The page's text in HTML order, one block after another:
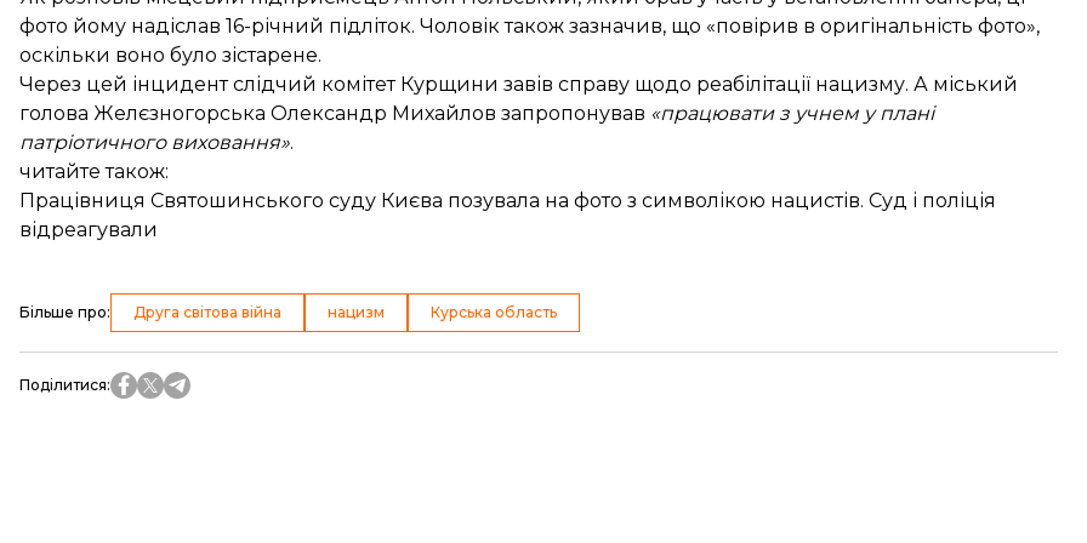
фото йому надіслав 16-річний підліток. Чоловік також зазначив, що «повірив в оригінальність фото»,
оскільки воно було зістарене.
Через цей інцидент слідчий комітет Курщини завів справу щодо реабілітації нацизму. А міський
голова Желєзногорська Олександр Михайлов запропонував «працювати з учнем у плані
патріотичного виховання».
читайте також:
Працівниця Святошинського суду Києва позувала на фото з символікою нацистів. Суд і поліція
відреагували
Більше про: Друга світова війна нацизм Курська область
Поділитися: